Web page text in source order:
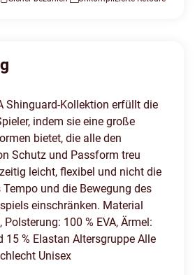
Shinguard-Kollektion erfüllt die
indem sie eine große
bietet, die alle den
Schutz und Passform treu
leicht, flexibel und nicht die
und die Bewegung des
einschränken. Material
Polsterung: 100 % EVA, Ärmel:
15 % Elastan Altersgruppe Alle
Unisex